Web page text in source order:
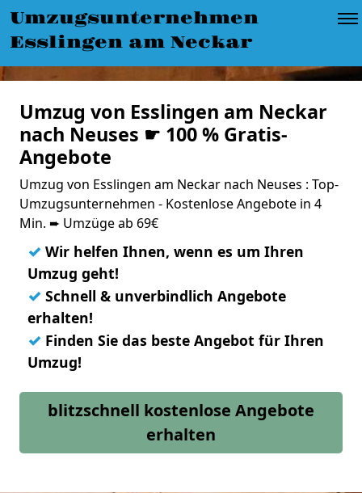
Umzugsunternehmen
Esslingen am Neckar
Umzug von Esslingen am Neckar
nach Neuses ☛ 100 % Gratis-
Angebote
Umzug von Esslingen am Neckar nach Neuses : Top-
Umzugsunternehmen - Kostenlose Angebote in 4
Min. ➨ Umzüge ab 69€
✓ Wir helfen Ihnen, wenn es um Ihren
Umzug geht!
✓ Schnell & unverbindlich Angebote
erhalten!
✓ Finden Sie das beste Angebot für Ihren
Umzug!
blitzschnell kostenlose Angebote
erhalten